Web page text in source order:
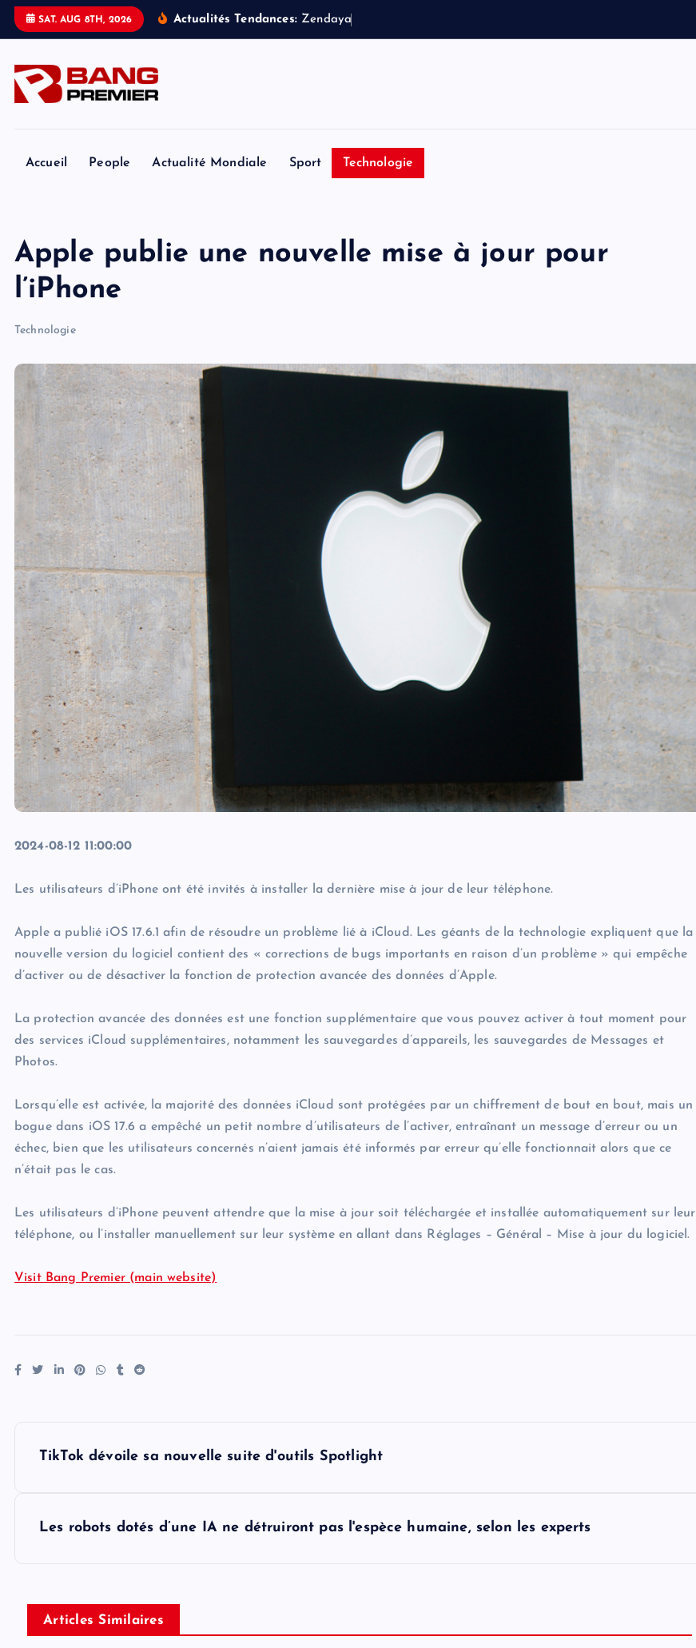
SAT. AUG 8TH, 2026 Actualités Tendances: Zendaya
Accueil People Actualité Mondiale Sport Technologie
Apple publie une nouvelle mise à jour pour
l’iPhone
Technologie
2024-08-12 11:00:00
Les utilisateurs d’iPhone ont été invités à installer la dernière mise à jour de leur téléphone.
Apple a publié iOS 17.6.1 afin de résoudre un problème lié à iCloud. Les géants de la technologie expliquent que la
nouvelle version du logiciel contient des « corrections de bugs importants en raison d’un problème » qui empêche
d’activer ou de désactiver la fonction de protection avancée des données d’Apple.
La protection avancée des données est une fonction supplémentaire que vous pouvez activer à tout moment pour
des services iCloud supplémentaires, notamment les sauvegardes d’appareils, les sauvegardes de Messages et
Photos.
Lorsqu’elle est activée, la majorité des données iCloud sont protégées par un chiffrement de bout en bout, mais un
bogue dans iOS 17.6 a empêché un petit nombre d’utilisateurs de l’activer, entraînant un message d’erreur ou un
échec, bien que les utilisateurs concernés n’aient jamais été informés par erreur qu’elle fonctionnait alors que ce
n’était pas le cas.
Les utilisateurs d’iPhone peuvent attendre que la mise à jour soit téléchargée et installée automatiquement sur leur
téléphone, ou l’installer manuellement sur leur système en allant dans Réglages – Général – Mise à jour du logiciel.
Visit Bang Premier (main website)
TikTok dévoile sa nouvelle suite d'outils Spotlight
Les robots dotés d’une IA ne détruiront pas l'espèce humaine, selon les experts
Articles Similaires